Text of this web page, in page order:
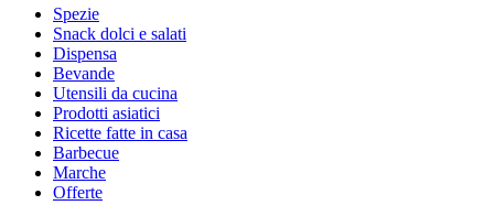
Spezie
Snack dolci e salati
Dispensa
Bevande
Utensili da cucina
Prodotti asiatici
Ricette fatte in casa
Barbecue
Marche
Offerte